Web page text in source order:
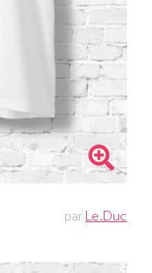
par Le.duc